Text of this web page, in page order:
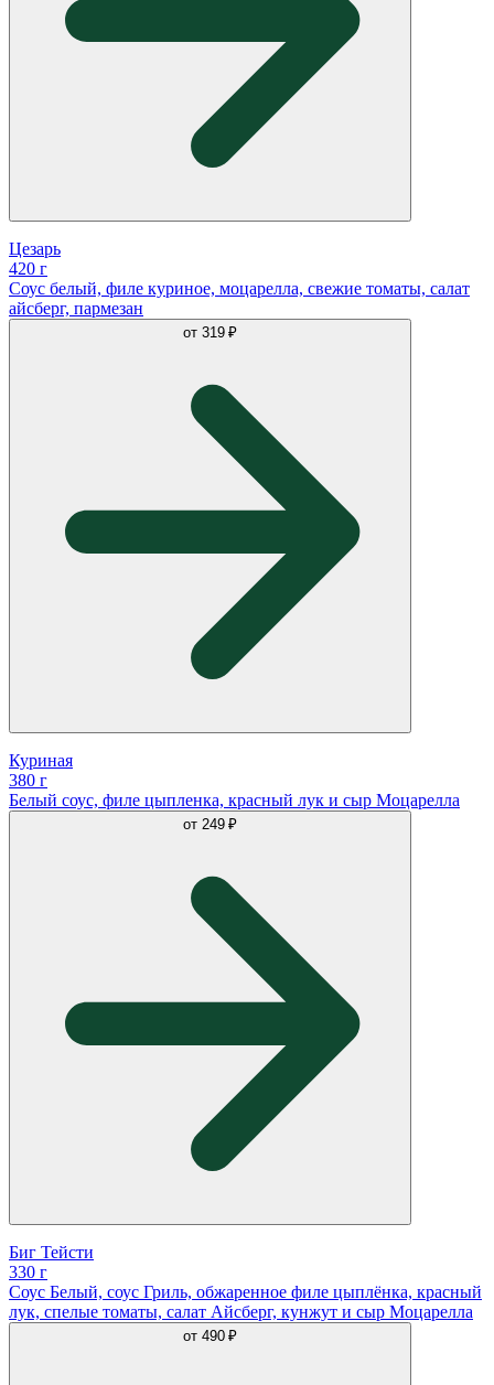
Цезарь
420 г
Соус белый, филе куриное, моцарелла, свежие томаты, салат
айсберг, пармезан
от 319 ₽
Куриная
380 г
Белый соус, филе цыпленка, красный лук и сыр Моцарелла
от 249 ₽
Биг Тейсти
330 г
Соус Белый, соус Гриль, обжаренное филе цыплёнка, красный
лук, спелые томаты, салат Айсберг, кунжут и сыр Моцарелла
от 490 ₽